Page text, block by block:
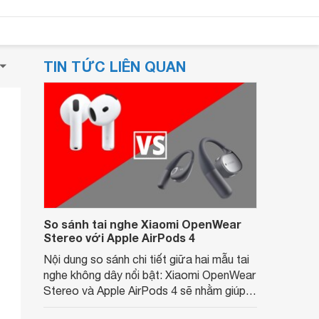
TIN TỨC LIÊN QUAN
So sánh tai nghe Xiaomi OpenWear
Stereo với Apple AirPods 4
Nội dung so sánh chi tiết giữa hai mẫu tai
nghe không dây nổi bật: Xiaomi OpenWear
Stereo và Apple AirPods 4 sẽ nhằm giúp